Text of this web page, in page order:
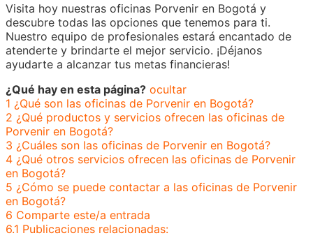
Visita hoy nuestras oficinas Porvenir en Bogotá y
descubre todas las opciones que tenemos para ti.
Nuestro equipo de profesionales estará encantado de
atenderte y brindarte el mejor servicio. ¡Déjanos
ayudarte a alcanzar tus metas financieras!
¿Qué hay en esta página? ocultar
1 ¿Qué son las oficinas de Porvenir en Bogotá?
2 ¿Qué productos y servicios ofrecen las oficinas de
Porvenir en Bogotá?
3 ¿Cuáles son las oficinas de Porvenir en Bogotá?
4 ¿Qué otros servicios ofrecen las oficinas de Porvenir
en Bogotá?
5 ¿Cómo se puede contactar a las oficinas de Porvenir
en Bogotá?
6 Comparte este/a entrada
6.1 Publicaciones relacionadas: